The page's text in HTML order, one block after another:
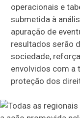
operacionais e
submetida à
apuração de
resultados serão
sociedade,
envolvidos com a
proteção dos